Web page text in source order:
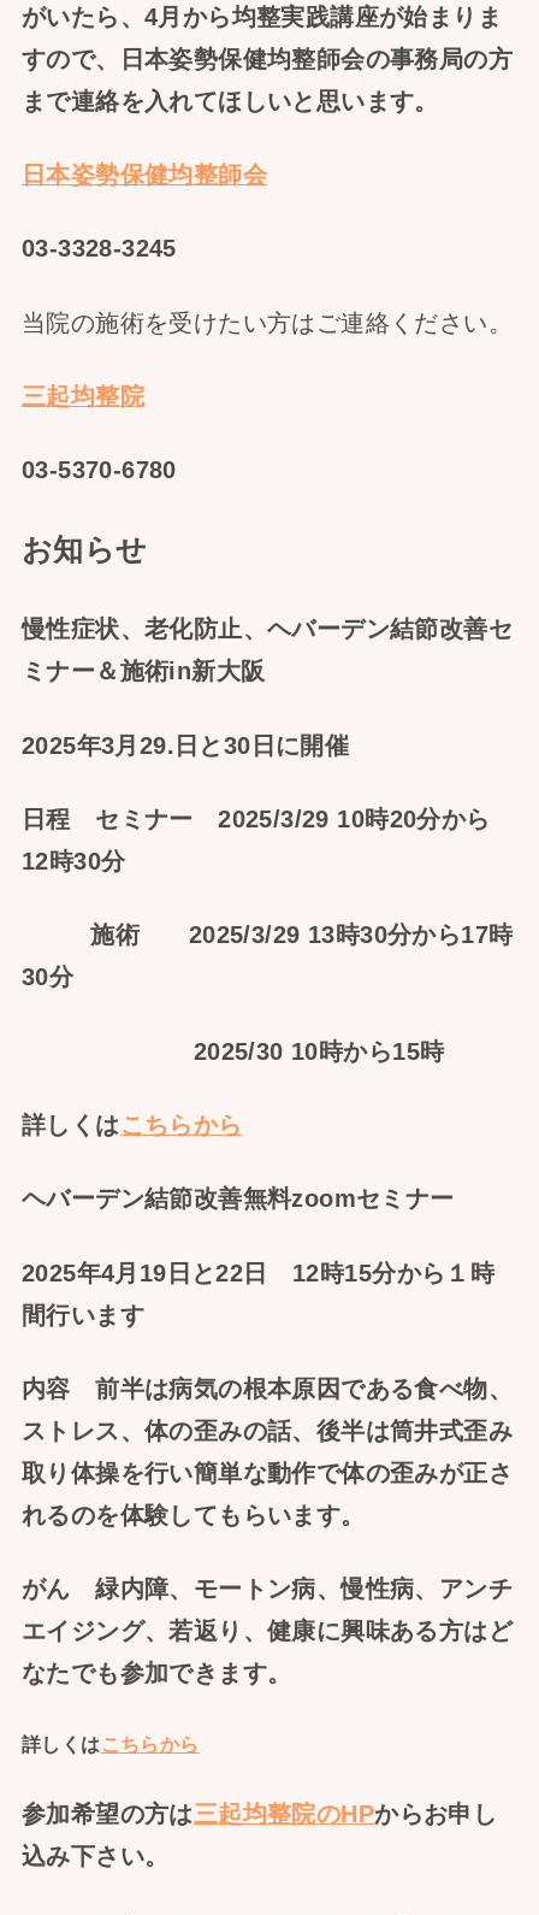
がいたら、4月から均整実践講座が始まりま
すので、日本姿勢保健均整師会の事務局の方
まで連絡を入れてほしいと思います。
日本姿勢保健均整師会
03-3328-3245
当院の施術を受けたい方はご連絡ください。
三起均整院
03-5370-6780
お知らせ
慢性症状、老化防止、ヘバーデン結節改善セ
ミナー＆施術in新大阪
2025年3月29.日と30日に開催
日程 セミナー 2025/3/29 10時20分から
12時30分
施術 2025/3/29 13時30分から17時
30分
2025/30 10時から15時
詳しくはこちらから
ヘバーデン結節改善無料zoomセミナー
2025年4月19日と22日 12時15分から１時
間行います
内容 前半は病気の根本原因である食べ物、
ストレス、体の歪みの話、後半は筒井式歪み
取り体操を行い簡単な動作で体の歪みが正さ
れるのを体験してもらいます。
がん 緑内障、モートン病、慢性病、アンチ
エイジング、若返り、健康に興味ある方はど
なたでも参加できます。
詳しくは こちらから
参加希望の方は三起均整院のHPからお申し
込み下さい。